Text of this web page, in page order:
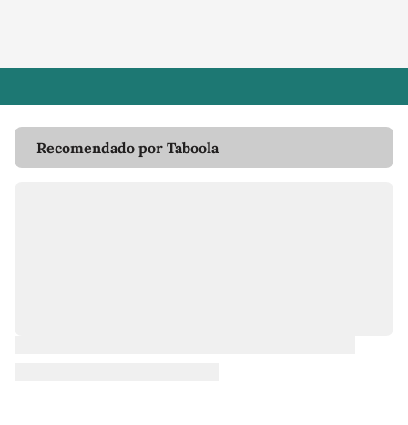
Recomendado por Taboola